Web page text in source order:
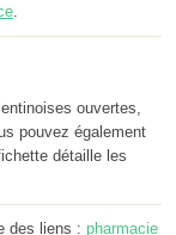
ouvertes,
pouvez également
détaille les
des liens : pharmacie